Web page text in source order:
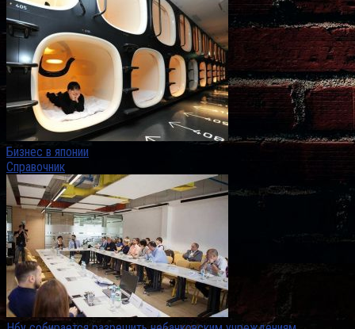
Бизнес в японии
Справочник